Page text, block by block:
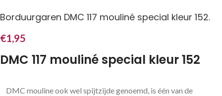
Borduurgaren DMC 117 mouliné special kleur 152.
€1,95
DMC 117 mouliné special kleur 152
DMC mouline ook wel spijtzijde genoemd, is één van de